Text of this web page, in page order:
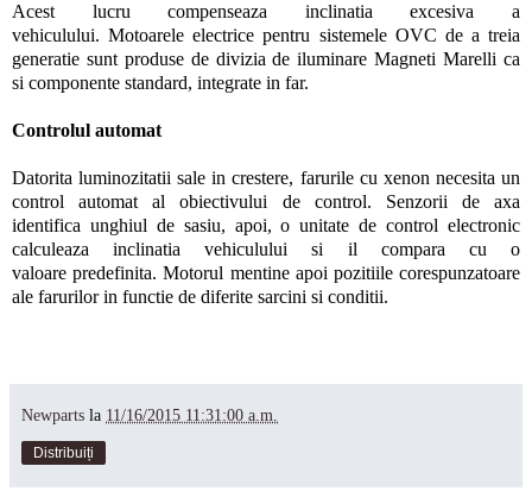
Acest lucru compenseaza inclinatia excesiva a
vehiculului. Motoarele electrice pentru sistemele OVC de a treia
generatie sunt produse de divizia de iluminare Magneti Marelli ca
si componente standard, integrate in far.
Controlul automat
Datorita luminozitatii sale in crestere, farurile cu xenon necesita un
control automat al obiectivului de control. Senzorii de axa
identifica unghiul de sasiu, apoi, o unitate de control electronic
calculeaza inclinatia vehiculului si il compara cu o
valoare predefinita. Motorul mentine apoi pozitiile corespunzatoare
ale farurilor in functie de diferite sarcini si conditii.
Newparts la 11/16/2015 11:31:00 a.m.
Distribuiți